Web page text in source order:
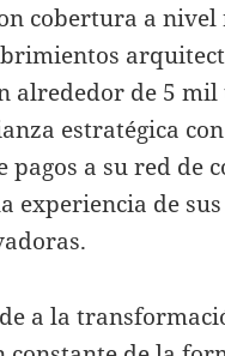
cobertura a
alrededor de 5 mil
estratégica
a su red de
experiencia de
a la